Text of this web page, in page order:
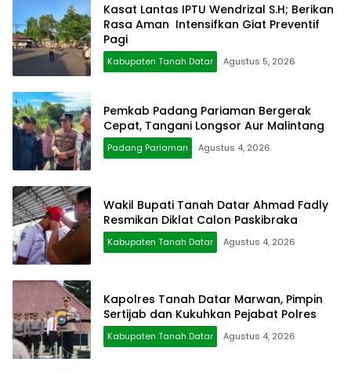
Kasat Lantas IPTU Wendrizal S.H; Berikan
Rasa Aman Intensifkan Giat Preventif
Pagi
Kabupaten Tanah Datar Agustus 5, 2026
Pemkab Padang Pariaman Bergerak
Cepat, Tangani Longsor Aur Malintang
Padang Pariaman Agustus 4, 2026
Wakil Bupati Tanah Datar Ahmad Fadly
Resmikan Diklat Calon Paskibraka
Kabupaten Tanah Datar Agustus 4, 2026
Kapolres Tanah Datar Marwan, Pimpin
Sertijab dan Kukuhkan Pejabat Polres
Kabupaten Tanah Datar Agustus 4, 2026